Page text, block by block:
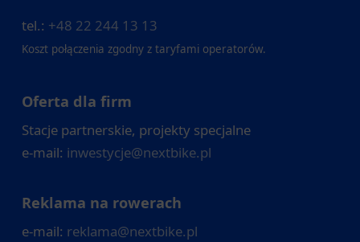
tel.: +48 22 244 13 13
Koszt połączenia zgodny z taryfami operatorów.
Oferta dla firm
Stacje partnerskie, projekty specjalne
e-mail: inwestycje@nextbike.pl
Reklama na rowerach
e-mail: reklama@nextbike.pl